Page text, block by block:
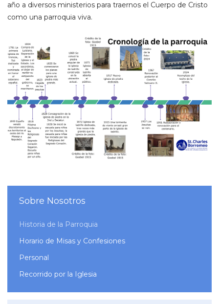
año a diversos ministerios para traernos el Cuerpo de Cristo
como una parroquia viva.
Sobre Nosotros
Historia de la Parroquia
Horario de Misas y Confesiones
Personal
Recorrido por la Iglesia